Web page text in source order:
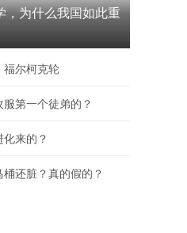
放暑假第一天 #越南生活
，为什么我国如此重
福尔柯克轮
第一个徒弟的？
化来的？
还脏？真的假的？